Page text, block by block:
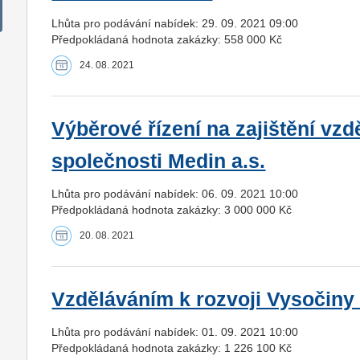
Lhůta pro podávání nabídek: 29. 09. 2021 09:00
Předpokládaná hodnota zakázky: 558 000 Kč
24. 08. 2021
Výběrové řízení na zajištění
společnosti Medin a.s.
Lhůta pro podávání nabídek: 06. 09. 2021 10:00
Předpokládaná hodnota zakázky: 3 000 000 Kč
20. 08. 2021
Vzděláváním k rozvoji Vysočiny
Lhůta pro podávání nabídek: 01. 09. 2021 10:00
Předpokládaná hodnota zakázky: 1 226 100 Kč